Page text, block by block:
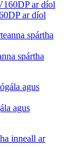
ar díol
spártha
agus